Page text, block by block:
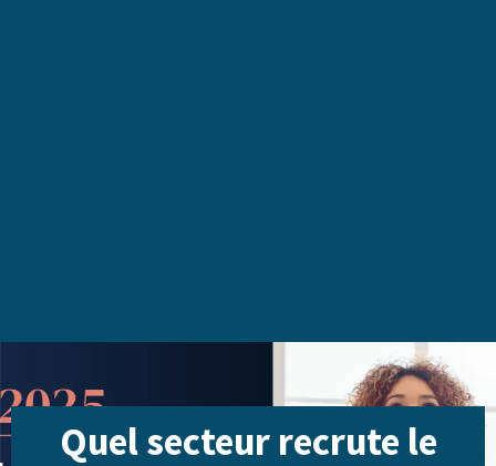
Quel secteur recrute le